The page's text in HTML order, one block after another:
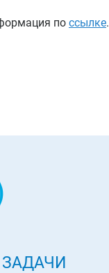
по ссылке.